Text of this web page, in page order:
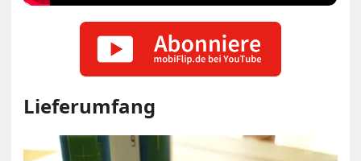
Lieferumfang